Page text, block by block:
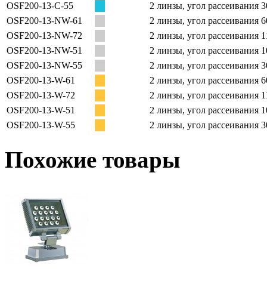
OSF200-13-C-55
2 линзы, угол рассеивания
OSF200-13-NW-61
2 линзы, угол рассеивания
OSF200-13-NW-72
2 линзы, угол рассеивания
OSF200-13-NW-51
2 линзы, угол рассеивания
OSF200-13-NW-55
2 линзы, угол рассеивания
OSF200-13-W-61
2 линзы, угол рассеивания
OSF200-13-W-72
2 линзы, угол рассеивания
OSF200-13-W-51
2 линзы, угол рассеивания
OSF200-13-W-55
2 линзы, угол рассеивания
Похожие товары